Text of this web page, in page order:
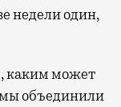
недели один,
каким может
мы объединили